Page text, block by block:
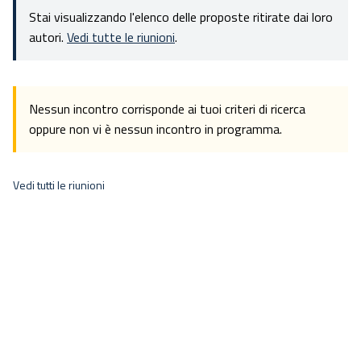
Stai visualizzando l'elenco delle proposte ritirate dai loro
autori. Vedi tutte le riunioni.
Nessun incontro corrisponde ai tuoi criteri di ricerca
oppure non vi è nessun incontro in programma.
Vedi tutti le riunioni